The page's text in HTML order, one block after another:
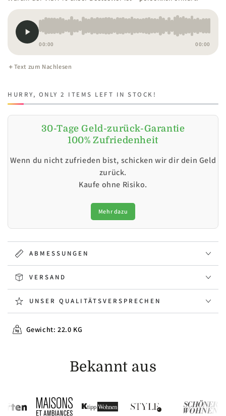
00:00 00:00
Text zum Nachlesen
HURRY, ONLY 2 ITEMS LEFT IN STOCK!
30-Tage Geld-zurück-Garantie
100% Zufriedenheit
Wenn du nicht zufrieden bist, schicken wir dir dein Geld
zurück.
Kaufe ohne Risiko.
Mehr dazu
ABMESSUNGEN
VERSAND
UNSER QUALITÄTSVERSPRECHEN
Gewicht: 22.0 KG
Bekannt aus